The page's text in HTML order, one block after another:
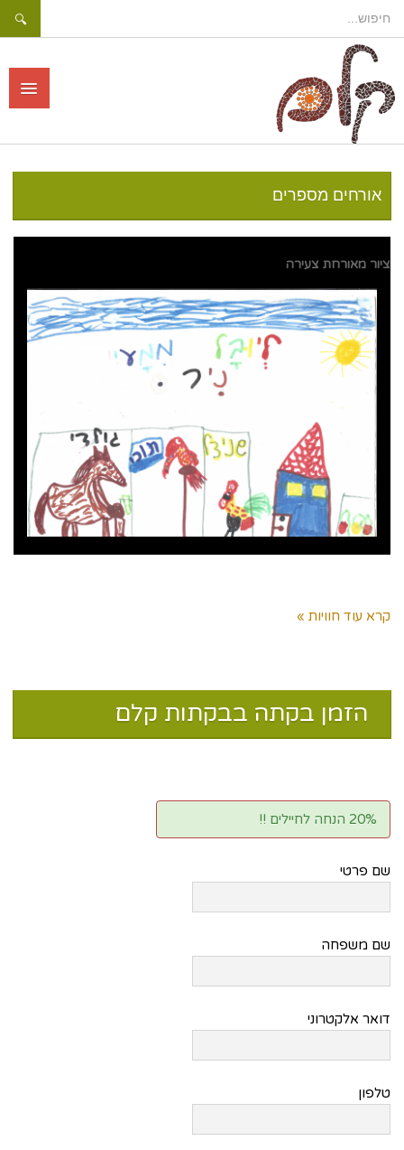
ראשי
החצר
מחירים והזמנות
הזמן בקתה
מידע ומחירים
מפה ויצירת קשר
הסביבה
צימר בערבה
אטרקציות בערבה
אודות
יצירת קשר
ENGLISH
אורחים מספרים
ציור מאורחת צעירה
קרא עוד חוויות »
הזמן בקתה בבקתות קלם
20% הנחה לחיילים !!
שם פרטי
שם משפחה
דואר אלקטרוני
טלפון